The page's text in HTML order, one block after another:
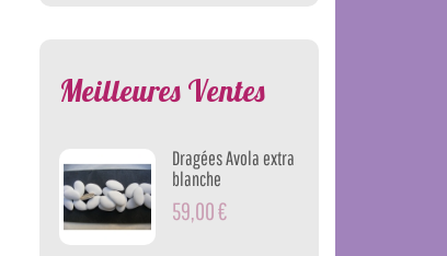
Meilleures Ventes
Dragées Avola extra
blanche
59,00 €